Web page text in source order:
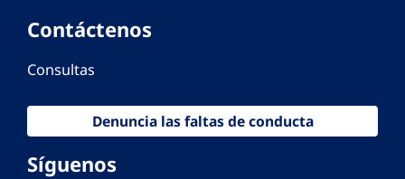
Contáctenos
Consultas
Denuncia las faltas de conducta
Síguenos